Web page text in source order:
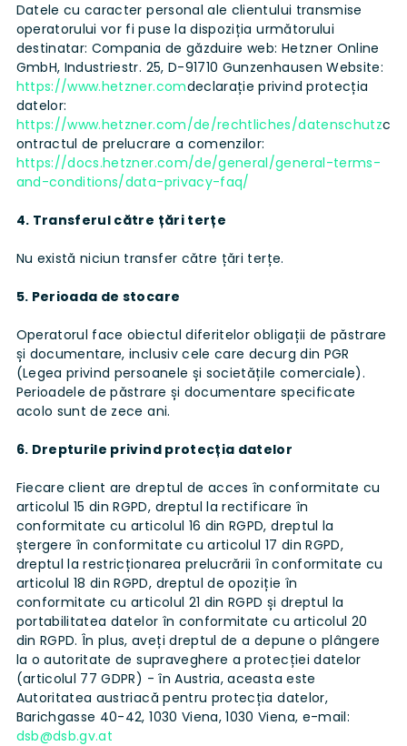
Datele cu caracter personal ale clientului transmise
operatorului vor fi puse la dispoziția următorului
destinatar: Compania de găzduire web: Hetzner Online
GmbH, Industriestr. 25, D-91710 Gunzenhausen Website:
https://www.hetzner.comdeclarație privind protecția
datelor:
https://www.hetzner.com/de/rechtliches/datenschutzc
ontractul de prelucrare a comenzilor:
https://docs.hetzner.com/de/general/general-terms-
and-conditions/data-privacy-faq/
4. Transferul către țări terțe
Nu există niciun transfer către țări terțe.
5. Perioada de stocare
Operatorul face obiectul diferitelor obligații de păstrare
și documentare, inclusiv cele care decurg din PGR
(Legea privind persoanele și societățile comerciale).
Perioadele de păstrare și documentare specificate
acolo sunt de zece ani.
6. Drepturile privind protecția datelor
Fiecare client are dreptul de acces în conformitate cu
articolul 15 din RGPD, dreptul la rectificare în
conformitate cu articolul 16 din RGPD, dreptul la
ștergere în conformitate cu articolul 17 din RGPD,
dreptul la restricționarea prelucrării în conformitate cu
articolul 18 din RGPD, dreptul de opoziție în
conformitate cu articolul 21 din RGPD și dreptul la
portabilitatea datelor în conformitate cu articolul 20
din RGPD. În plus, aveți dreptul de a depune o plângere
la o autoritate de supraveghere a protecției datelor
(articolul 77 GDPR) - în Austria, aceasta este
Autoritatea austriacă pentru protecția datelor,
Barichgasse 40-42, 1030 Viena, 1030 Viena, e-mail:
dsb@dsb.gv.at